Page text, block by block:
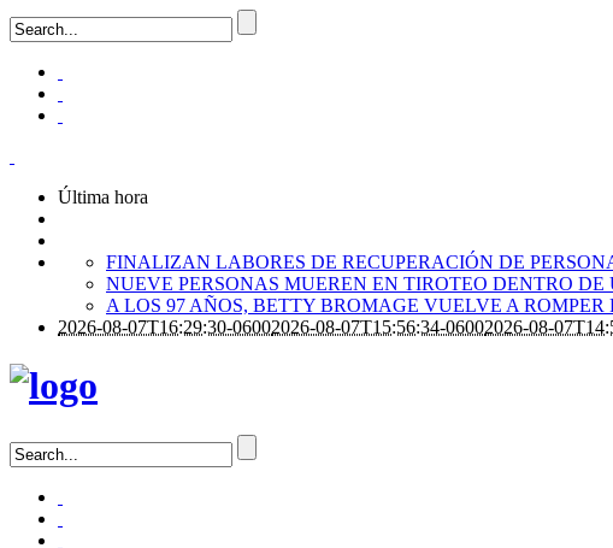
Última hora
FINALIZAN LABORES DE RECUPERACIÓN DE
NUEVE PERSONAS MUEREN EN TIROTEO DENTRO
A LOS 97 AÑOS, BETTY BROMAGE VUELVE A
2026-08-07T16:29:30-06002026-08-07T15:56:34-06002026-08-